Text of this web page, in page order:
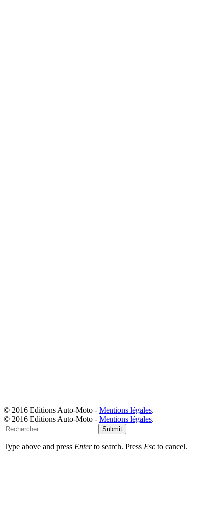
© 2016 Editions Auto-Moto - Mentions légales.
© 2016 Editions Auto-Moto - Mentions légales.
Submit
Type above and press Enterto search. Press Esc to cancel.